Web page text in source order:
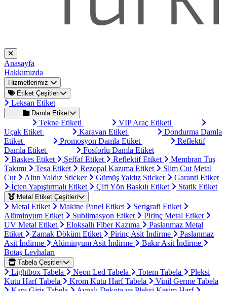
Anasayfa
Hakkımızda
Hizmetlerimiz
Etiket Çeşitleri
Leksan Etiket
Damla Etiket
Tekne Etiketi
VIP Araç Etiketi
Uçak Etiket
Karavan Etiket
Dondurma Damla
Etiket
Promosyon Damla Etiket
Reflektif
Damla Etiket
Fosforlu Damla Etiket
Baskes Etiket
Şeffaf Etiket Reflektif Etiket
Membran Tuş
Takımı
Tesa Etiket Rezopal Kazıma Etiket
Slim Cut Metal
Cut
Altın Yaldız Sticker Gümüş Yaldız Sticker
Garanti Etiket
İçten Yapıştırmalı Etiket
Çift Yön Baskılı Etiket Statik Etiket
Metal Etiket Çeşitleri
Metal Etiket Makine Panel Etiket
Serigrafi Etiket
Alüminyum Etiket
Sublimasyon Etiket
Pirinç Metal Etiket
UV Metal Etiket
Eloksallı Fiber Kazıma
Paslanmaz Metal
Etiket
Zamak Döküm Etiket Pirinç Asit İndirme
Paslanmaz
Asit İndirme
Alüminyum Asit İndirme
Bakır Asit İndirme
Botaş Levhaları
Tabela Çeşitleri
Lightbox Tabela Neon Led Tabela Totem Tabela
Pleksi
Kutu Harf Tabela
Krom Kutu Harf Tabela
Vinil Germe Tabela